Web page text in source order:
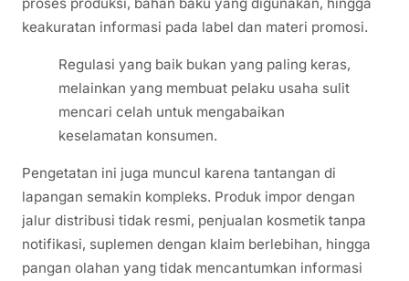
keakuratan informasi pada label dan materi promosi.
Regulasi yang baik bukan yang paling keras,
melainkan yang membuat pelaku usaha sulit
mencari celah untuk mengabaikan
keselamatan konsumen.
Pengetatan ini juga muncul karena tantangan di
lapangan semakin kompleks. Produk impor dengan
jalur distribusi tidak resmi, penjualan kosmetik tanpa
notifikasi, suplemen dengan klaim berlebihan, hingga
pangan olahan yang tidak mencantumkan informasi